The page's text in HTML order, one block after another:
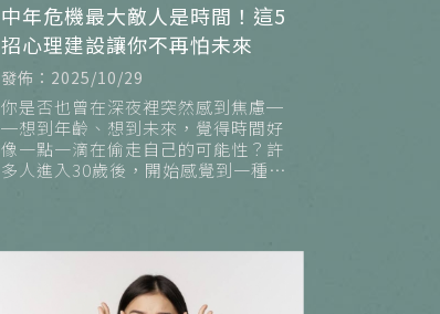
中年危機最大敵人是時間！這5
招心理建設讓你不再怕未來
發佈：2025/10/29
你是否也曾在深夜裡突然感到焦慮─
─想到年齡、想到未來，覺得時間好
像一點一滴在偷走自己的可能性？許
多人進入30歲後，開始感覺到一種說